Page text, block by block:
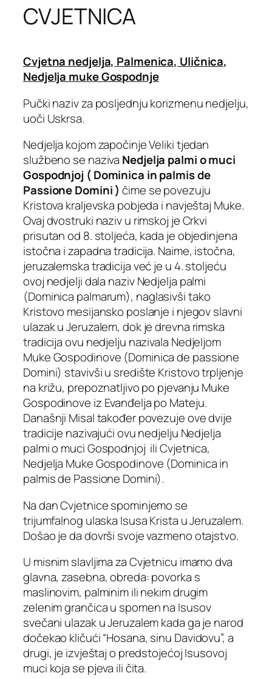
CVJETNICA
Cvjetna nedjelja, Palmenica, Uličnica,
Nedjelja muke Gospodnje
Pučki naziv za posljednju korizmenu nedjelju,
uoči Uskrsa.
Nedjelja kojom započinje Veliki tjedan
službeno se naziva Nedjelja palmi o muci
Gospodnjoj ( Dominica in palmis de
Passione Domini ) čime se povezuju
Kristova kraljevska pobjeda i navještaj Muke.
Ovaj dvostruki naziv u rimskoj je Crkvi
prisutan od 8. stoljeća, kada je objedinjena
istočna i zapadna tradicija. Naime, istočna,
jeruzalemska tradicija već je u 4. stoljeću
ovoj nedjelji dala nazivNedjelja palmi
(Dominica palmarum), naglasivši tako
Kristovo mesijansko poslanje i njegov slavni
ulazak u Jeruzalem, dok je drevna rimska
tradicija ovu nedjelju nazivala Nedjeljom
Muke Gospodinove (Dominica de passione
Domini) stavivši u središte Kristovo trpljenje
na križu, prepoznatljivo po pjevanju Muke
Gospodinove iz Evanđelja po Mateju.
Današnji Misal također povezuje ove dvije
tradicije nazivajući ovu nedjelju Nedjelja
palmi o muci Gospodnjoj ili Cvjetnica,
Nedjelja Muke Gospodinove (Dominica in
palmis de Passione Domini).
Na dan Cvjetnice spominjemo se
trijumfalnog ulaska Isusa Krista u Jeruzalem.
Došao je da dovrši svoje vazmeno otajstvo.
U misnim slavljima za Cvjetnicu imamo dva
glavna, zasebna, obreda: povorka s
maslinovim, palminim ili nekim drugim
zelenim grančica u spomen na Isusov
svečani ulazak u Jeruzalem kada ga je narod
dočekao kličući “Hosana, sinu Davidovu”, a
drugi, je izvještaj o predstojećoj Isusovoj
muci koja se pjeva ili čita.